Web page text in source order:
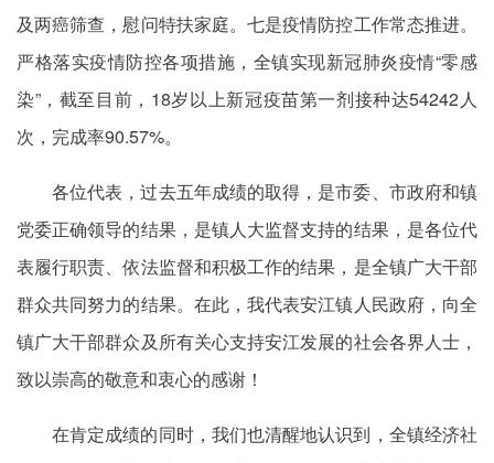
及两癌筛查，慰问特扶家庭。七是疫情防控工作常态推进。
严格落实疫情防控各项措施，全镇实现新冠肺炎疫情“零感
染”，截至目前，18岁以上新冠疫苗第一剂接种达54242人
次，完成率90.57%。
各位代表，过去五年成绩的取得，是市委、市政府和镇
党委正确领导的结果，是镇人大监督支持的结果，是各位代
表履行职责、依法监督和积极工作的结果，是全镇广大干部
群众共同努力的结果。在此，我代表安江镇人民政府，向全
镇广大干部群众及所有关心支持安江发展的社会各界人士，
致以崇高的敬意和衷心的感谢！
在肯定成绩的同时，我们也清醒地认识到，全镇经济社